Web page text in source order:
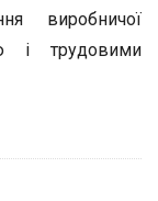
виробничої
і трудовими